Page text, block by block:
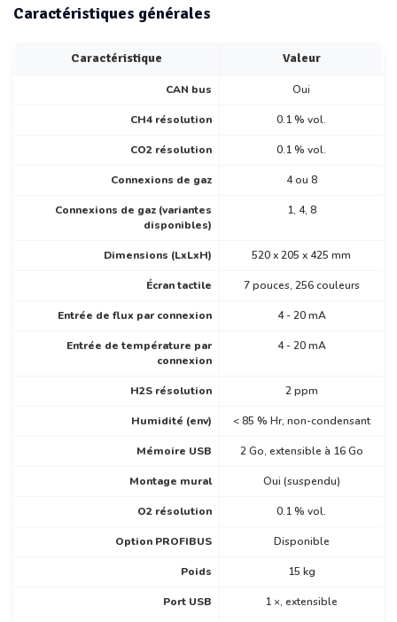
Caractéristiques générales
Caractéristique Valeur
CAN bus Oui
CH4 résolution 0.1 % vol.
CO2 résolution 0.1 % vol.
Connexions de gaz 4 ou 8
Connexions de gaz (variantes
disponibles)
1, 4, 8
Dimensions (LxLxH) 520 x 205 x 425 mm
Écran tactile 7 pouces, 256 couleurs
Entrée de flux par connexion 4 - 20 mA
Entrée de température par
connexion
4 - 20 mA
H2S résolution 2 ppm
Humidité (env) < 85 % Hr, non-condensant
Mémoire USB 2 Go, extensible à 16 Go
Montage mural Oui (suspendu)
O2 résolution 0.1 % vol.
Option PROFIBUS Disponible
Poids 15 kg
Port USB 1 ×, extensible